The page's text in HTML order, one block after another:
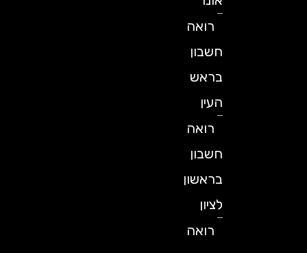
רואה
חשבון
בראש
רואה
חשבון
בראשון
רואה